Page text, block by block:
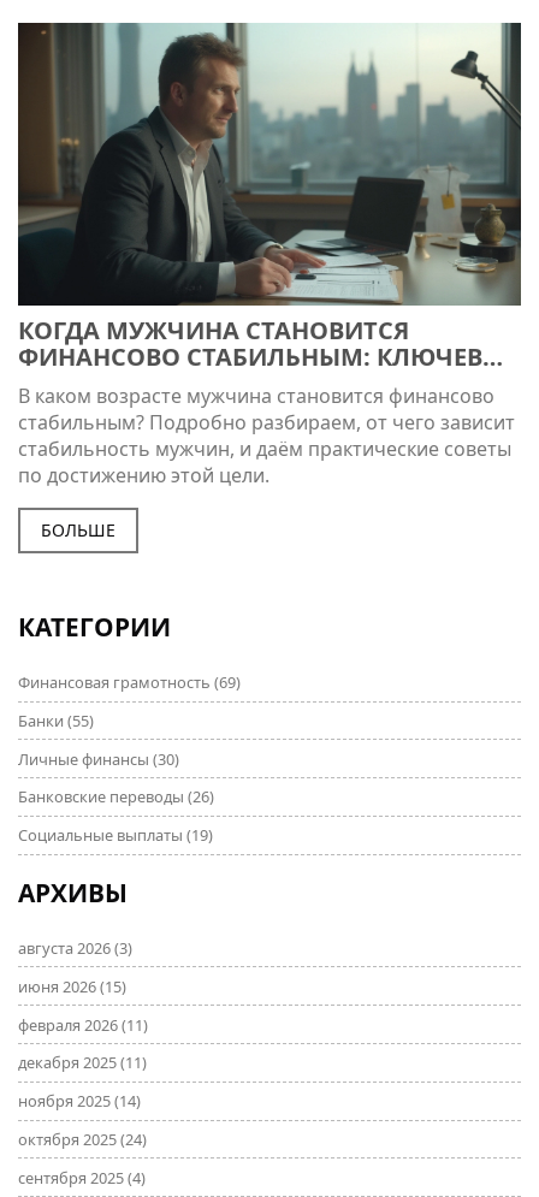
КОГДА МУЖЧИНА СТАНОВИТСЯ
ФИНАНСОВО СТАБИЛЬНЫМ: КЛЮЧЕВОЙ
ВОЗРАСТ И ФАКТОРЫ УСПЕХА
В каком возрасте мужчина становится финансово
стабильным? Подробно разбираем, от чего зависит
стабильность мужчин, и даём практические советы
по достижению этой цели.
БОЛЬШЕ
КАТЕГОРИИ
Финансовая грамотность (69)
Банки (55)
Личные финансы (30)
Банковские переводы (26)
Социальные выплаты (19)
АРХИВЫ
августа 2026(3)
июня 2026(15)
февраля 2026(11)
декабря 2025(11)
ноября 2025(14)
октября 2025(24)
сентября 2025(4)